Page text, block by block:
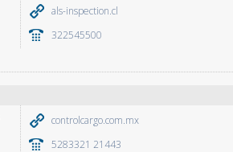
als-inspection.cl
322545500
controlcargo.com.mx
5283321 21443